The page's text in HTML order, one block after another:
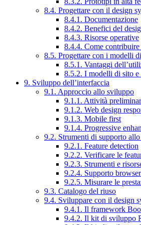
8.4. Progettare con il design
8.4.1. Documentazione
8.4.2. Benefici del
8.4.3. Risorse operative
8.4.4. Come
8.5. Progettare con i modelli
8.5.1. Vantaggi
8.5.2. I modelli di sito
9. Sviluppo dell’interfaccia
9.1. Approccio allo sviluppo
9.1.1. Attività
9.1.2. Web design
9.1.3. Mobile first
9.1.4. Progressive
9.2. Strumenti di supporto
9.2.1. Feature detection
9.2.2. Verificare le
9.2.3. Strumenti e
9.2.4. Supporto browser
9.2.5. Misurare le
9.3. Catalogo del riuso
9.4. Sviluppare con il design
9.4.1. Il framework
9.4.2. Il kit di sviluppo